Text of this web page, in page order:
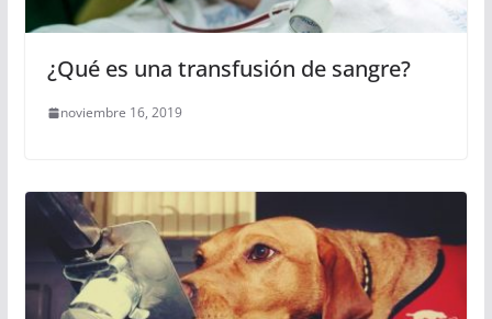
¿Qué es una transfusión de sangre?
noviembre 16, 2019